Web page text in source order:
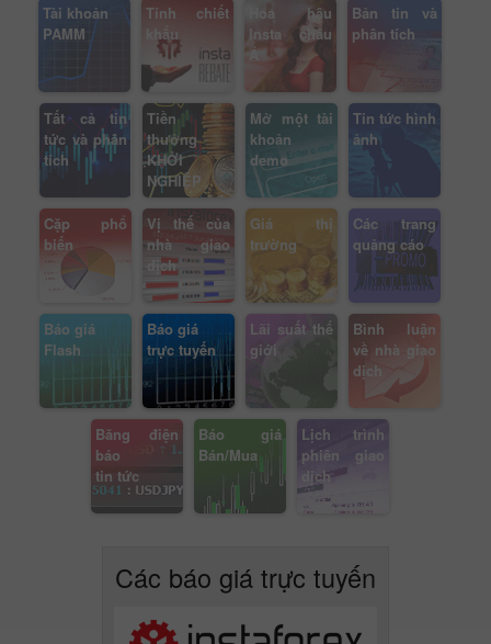
Tài khoản
PAMM
Tính chiết
khấu
Hoa hậu
Insta châu
Á
Bản tin và
phân tích
Tất cả tin
tức và phân
tích
Tiền
thưởng
KHỞI
NGHIỆP
Mở một tài
khoản
demo
Tin tức hình
ảnh
Cặp phổ
biến
Vị thế của
nhà giao
dịch
Giá thị
trường
Các trang
quảng cáo
Báo giá
Flash
Báo giá
trực tuyến
Lãi suất thế
giới
Bình luận
về nhà giao
dịch
Băng điện
báo
tin tức
Báo giá
Bán/Mua
Lịch trình
phiên giao
dịch
Các báo giá trực tuyến